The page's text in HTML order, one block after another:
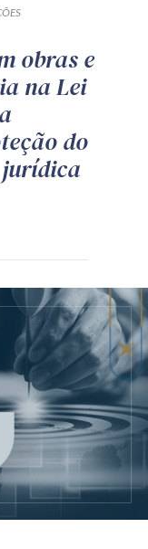
obras e
na Lei
do